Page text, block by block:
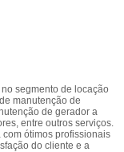
segmento de locação
manutenção de
de gerador a
entre outros serviços.
com ótimos profissionais
do cliente e a